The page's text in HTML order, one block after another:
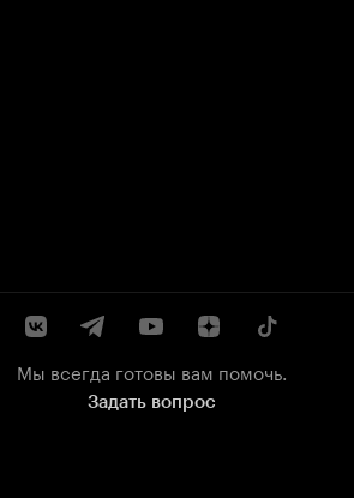
Мы всегда готовы вам помочь.
Задать вопрос